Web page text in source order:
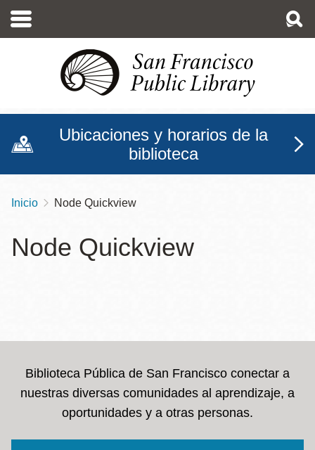
contenido
Ubicaciones y horarios de la
biblioteca
Sobrescribir
de
navegación
Inicio Node Quickview
Node Quickview
Biblioteca Pública de San Francisco conectar a
nuestras diversas comunidades al aprendizaje, a
oportunidades y a otras personas.